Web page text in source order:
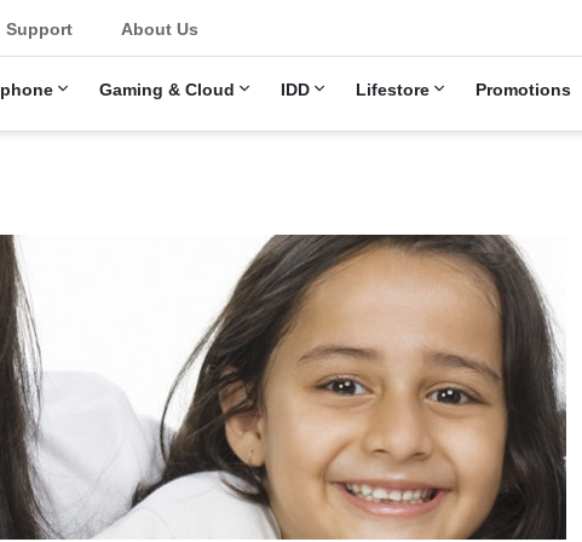
Gaming & Cloud IDD Lifestore Promotions
Support About Us